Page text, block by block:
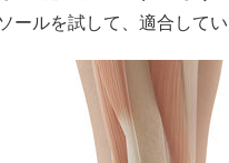
ールを試して、適合して